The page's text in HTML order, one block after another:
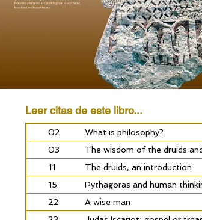
Leer citas de este libro...
02
What is philosophy?
03
The wisdom of the druids
11
The druids, an introduction
15
Pythagoras and human
22
A wise man